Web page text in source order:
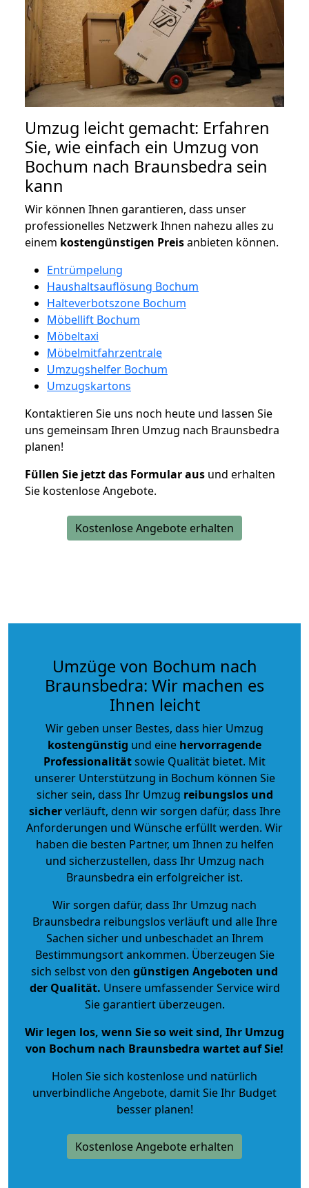
Umzug leicht gemacht: Erfahren
Sie, wie einfach ein Umzug von
Bochum nach Braunsbedra sein
kann
Wir können Ihnen garantieren, dass unser
professionelles Netzwerk Ihnen nahezu alles zu
einem kostengünstigen Preisanbieten können.
Entrümpelung
Haushaltsauflösung Bochum
Halteverbotszone Bochum
Möbellift Bochum
Möbeltaxi
Möbelmitfahrzentrale
Umzugshelfer Bochum
Umzugskartons
Kontaktieren Sie uns noch heute und lassen Sie
uns gemeinsam Ihren Umzug nach Braunsbedra
planen!
Füllen Sie jetzt das Formular aus und erhalten
Sie kostenlose Angebote.
Kostenlose Angebote erhalten
Umzüge von Bochum nach
Braunsbedra: Wir machen es
Ihnen leicht
Wir geben unser Bestes, dass hier Umzug
kostengünstig und eine hervorragende
Professionalitätsowie Qualität bietet. Mit
unserer Unterstützung in Bochum können Sie
sicher sein, dass Ihr Umzug reibungslos und
sicherverläuft, denn wir sorgen dafür, dass Ihre
Anforderungen und Wünsche erfüllt werden. Wir
haben die besten Partner, um Ihnen zu helfen
und sicherzustellen, dass Ihr Umzug nach
Braunsbedra ein erfolgreicher ist.
Wir sorgen dafür, dass Ihr Umzug nach
Braunsbedra reibungslos verläuft und alle Ihre
Sachen sicher und unbeschadet an Ihrem
Bestimmungsort ankommen. Überzeugen Sie
sich selbst von den günstigen Angeboten und
der Qualität. Unsere umfassender Service wird
Sie garantiert überzeugen.
Wir legen los, wenn Sie so weit sind, Ihr Umzug
von Bochum nach Braunsbedra wartet auf Sie!
Holen Sie sich kostenlose und natürlich
unverbindliche Angebote, damit Sie Ihr Budget
besser planen!
Kostenlose Angebote erhalten